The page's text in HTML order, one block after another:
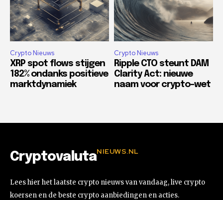
Crypto Nieuws
XRP spot flows stijgen
182% ondanks positieve
marktdynamiek
Crypto Nieuws
Ripple CTO steunt DAM
Clarity Act: nieuwe
naam voor crypto-wet
CryptovalutaNIEUWS.NL
Lees hier het laatste crypto nieuws van vandaag, live crypto
koersen en de beste crypto aanbiedingen en acties.